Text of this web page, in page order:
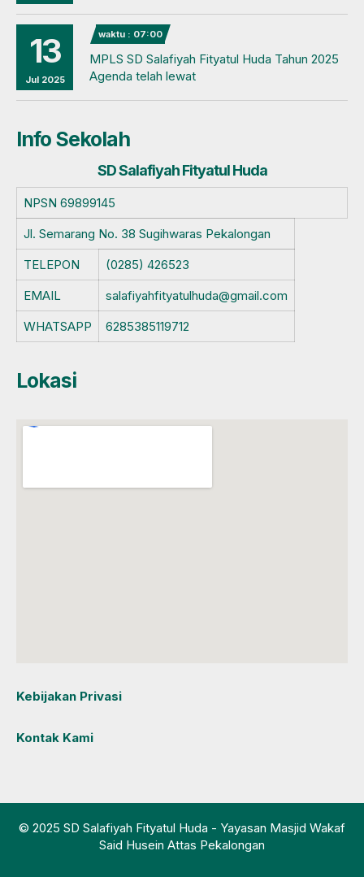
13
Jul 2025
waktu : 07:00
MPLS SD Salafiyah Fityatul Huda Tahun 2025
Agenda telah lewat
Info Sekolah
SD Salafiyah Fityatul Huda
NPSN 69899145
Jl. Semarang No. 38 Sugihwaras Pekalongan
TELEPON
(0285) 426523
EMAIL
salafiyahfityatulhuda@gmail.com
WHATSAPP
6285385119712
Lokasi
Kebijakan Privasi
Kontak Kami
© 2025 SD Salafiyah Fityatul Huda - Yayasan Masjid Wakaf
Said Husein Attas Pekalongan